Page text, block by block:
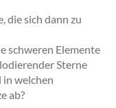
die sich dann zu
schweren Elemente
Sterne
in welchen
ab?